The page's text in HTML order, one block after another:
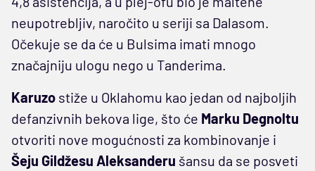
neupotrebljiv, naročito u seriji sa Dalasom.
Očekuje se da će u Bulsima imati mnogo
značajniju ulogu nego u Tanderima.
Karuzo stiže u Oklahomu kao jedan od najboljih
defanzivnih bekova lige, što će Marku Degnoltu
otvoriti nove mogućnosti za kombinovanje i
Šeju Gildžesu Aleksanderu šansu da se posveti